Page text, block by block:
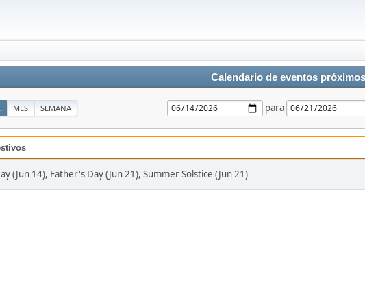
Calendario de eventos próximos
MES SEMANA para
(Jun 14), Father's Day (Jun 21), Summer Solstice (Jun 21)